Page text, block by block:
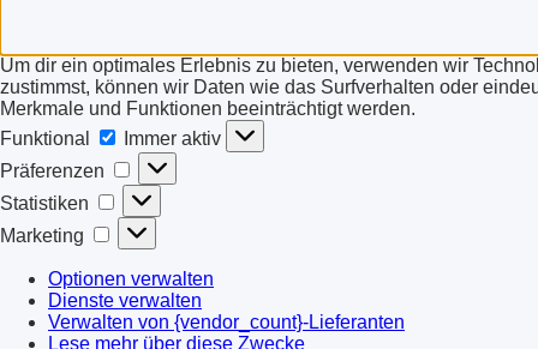
Um dir ein optimales Erlebnis zu bieten, verwenden wir
zustimmst, können wir Daten wie das Surfverhalten oder
Merkmale und Funktionen beeinträchtigt werden.
Funktional
Funktional
Immer aktiv
Präferenzen
Präferenzen
Statistiken Statistiken
Marketing Marketing
Optionen verwalten
Dienste verwalten
Verwalten von {vendor_count}-Lieferanten
Lese mehr über diese Zwecke